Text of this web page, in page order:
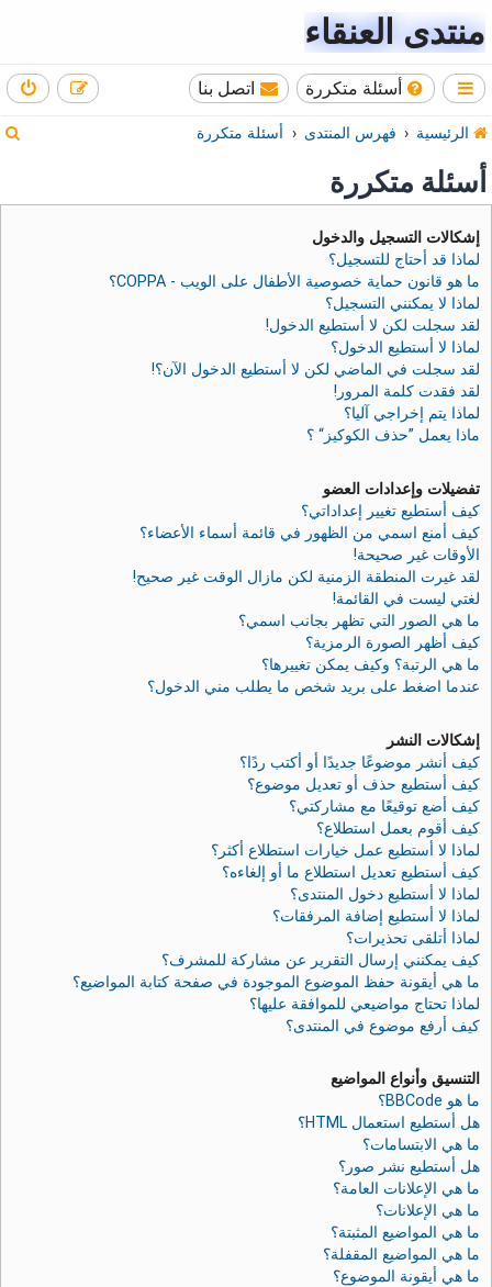
منتدى العنقاء
أسئلة متكررة اتصل بنا
الرئيسية فهرس المنتدى أسئلة متكررة
أسئلة متكررة
إشكالات التسجيل والدخول
لماذا قد أحتاج للتسجيل؟
ما هو قانون حماية خصوصية الأطفال على الويب - COPPA؟
لماذا لا يمكنني التسجيل؟
لقد سجلت لكن لا أستطيع الدخول!
لماذا لا أستطيع الدخول؟
لقد سجلت في الماضي لكن لا أستطيع الدخول الآن؟!
لقد فقدت كلمة المرور!
لماذا يتم إخراجي آليا؟
ماذا يعمل ”حذف الكوكيز“ ؟
تفضيلات وإعدادات العضو
كيف أستطيع تغيير إعداداتي؟
كيف أمنع اسمي من الظهور في قائمة أسماء الأعضاء؟
الأوقات غير صحيحة!
لقد غيرت المنطقة الزمنية لكن مازال الوقت غير صحيح!
لغتي ليست في القائمة!
ما هي الصور التي تظهر بجانب اسمي؟
كيف أظهر الصورة الرمزية؟
ما هي الرتبة؟ وكيف يمكن تغييرها؟
عندما اضغط على بريد شخص ما يطلب مني الدخول؟
إشكالات النشر
كيف أنشر موضوعًا جديدًا أو أكتب ردًا؟
كيف أستطيع حذف أو تعديل موضوع؟
كيف أضع توقيعًا مع مشاركتي؟
كيف أقوم بعمل استطلاع؟
لماذا لا أستطيع عمل خيارات استطلاع أكثر؟
كيف أستطيع تعديل استطلاع ما أو إلغاءه؟
لماذا لا أستطيع دخول المنتدى؟
لماذا لا أستطيع إضافة المرفقات؟
لماذا أتلقى تحذيرات؟
كيف يمكنني إرسال التقرير عن مشاركة للمشرف؟
ما هي أيقونة حفظ الموضوع الموجودة في صفحة كتابة المواضيع؟
لماذا تحتاج مواضيعي للموافقة عليها؟
كيف أرفع موضوع في المنتدى؟
التنسيق وأنواع المواضيع
ما هو BBCode؟
هل أستطيع استعمال HTML؟
ما هي الابتسامات؟
هل أستطيع نشر صور؟
ما هي الإعلانات العامة؟
ما هي الإعلانات؟
ما هي المواضيع المثبتة؟
ما هي المواضيع المقفلة؟
ما هي أيقونة الموضوع؟